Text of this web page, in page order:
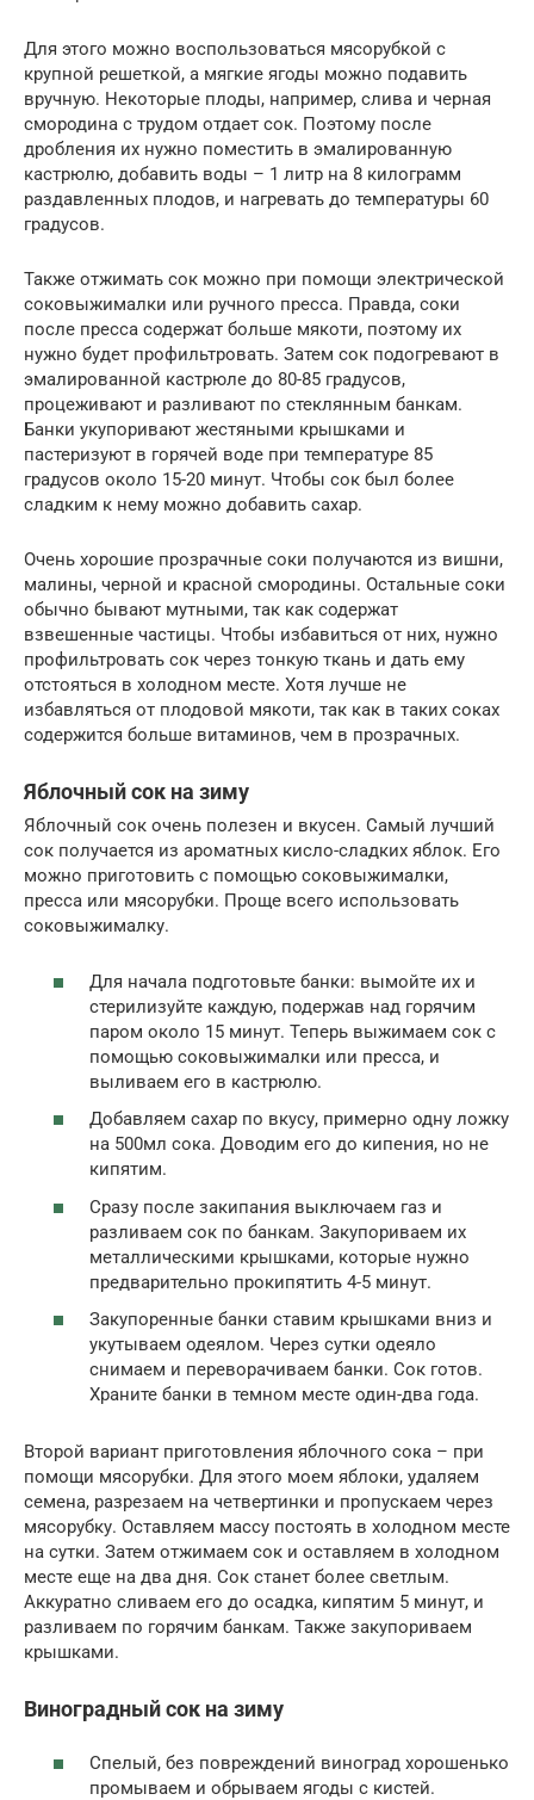
Для этого можно воспользоваться мясорубкой с
крупной решеткой, а мягкие ягоды можно подавить
вручную. Некоторые плоды, например, слива и черная
смородина с трудом отдает сок. Поэтому после
дробления их нужно поместить в эмалированную
кастрюлю, добавить воды – 1 литр на 8 килограмм
раздавленных плодов, и нагревать до температуры 60
градусов.
Также отжимать сок можно при помощи электрической
соковыжималки или ручного пресса. Правда, соки
после пресса содержат больше мякоти, поэтому их
нужно будет профильтровать. Затем сок подогревают в
эмалированной кастрюле до 80-85 градусов,
процеживают и разливают по стеклянным банкам.
Банки укупоривают жестяными крышками и
пастеризуют в горячей воде при температуре 85
градусов около 15-20 минут. Чтобы сок был более
сладким к нему можно добавить сахар.
Очень хорошие прозрачные соки получаются из вишни,
малины, черной и красной смородины. Остальные соки
обычно бывают мутными, так как содержат
взвешенные частицы. Чтобы избавиться от них, нужно
профильтровать сок через тонкую ткань и дать ему
отстояться в холодном месте. Хотя лучше не
избавляться от плодовой мякоти, так как в таких соках
содержится больше витаминов, чем в прозрачных.
Яблочный сок на зиму
Яблочный сок очень полезен и вкусен. Самый лучший
сок получается из ароматных кисло-сладких яблок. Его
можно приготовить с помощью соковыжималки,
пресса или мясорубки. Проще всего использовать
соковыжималку.
Для начала подготовьте банки: вымойте их и
стерилизуйте каждую, подержав над горячим
паром около 15 минут. Теперь выжимаем сок с
помощью соковыжималки или пресса, и
выливаем его в кастрюлю.
Добавляем сахар по вкусу, примерно одну ложку
на 500мл сока. Доводим его до кипения, но не
кипятим.
Сразу после закипания выключаем газ и
разливаем сок по банкам. Закупориваем их
металлическими крышками, которые нужно
предварительно прокипятить 4-5 минут.
Закупоренные банки ставим крышками вниз и
укутываем одеялом. Через сутки одеяло
снимаем и переворачиваем банки. Сок готов.
Храните банки в темном месте один-два года.
Второй вариант приготовления яблочного сока – при
помощи мясорубки. Для этого моем яблоки, удаляем
семена, разрезаем на четвертинки и пропускаем через
мясорубку. Оставляем массу постоять в холодном месте
на сутки. Затем отжимаем сок и оставляем в холодном
месте еще на два дня. Сок станет более светлым.
Аккуратно сливаем его до осадка, кипятим 5 минут, и
разливаем по горячим банкам. Также закупориваем
крышками.
Виноградный сок на зиму
Спелый, без повреждений виноград хорошенько
промываем и обрываем ягоды с кистей.